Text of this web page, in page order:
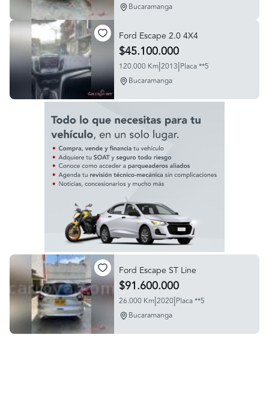
Bucaramanga
Ford Escape 2.0 4X4
$45.100.000
120.000 Km|2013|Placa **5
Bucaramanga
Ford Escape ST Line
$91.600.000
26.000 Km|2020|Placa **5
Bucaramanga